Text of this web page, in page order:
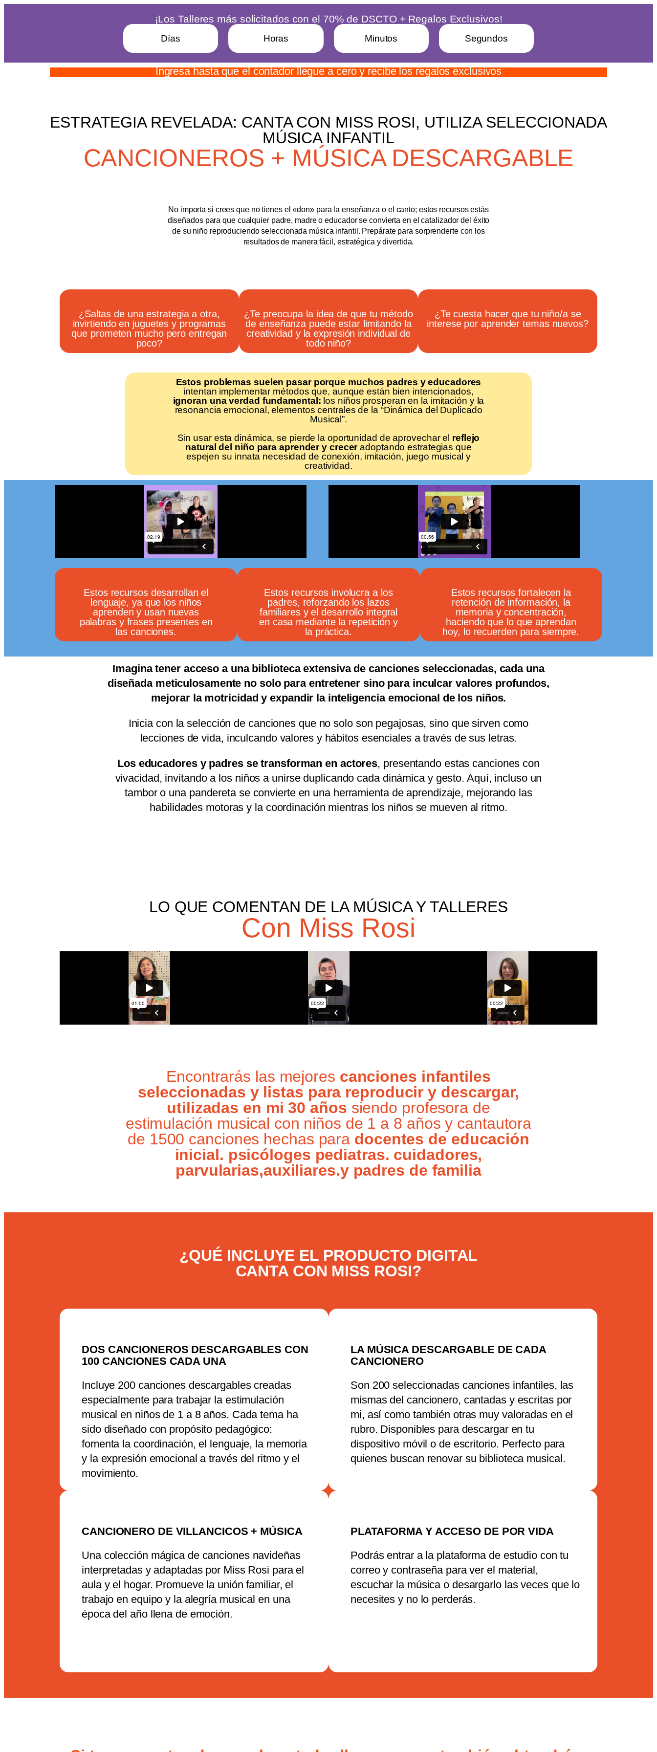
¡Los Talleres más solicitados con el 70% de DSCTO + Regalos Exclusivos!
Días Horas Minutos Segundos
Ingresa hasta que el contador llegue a cero y recibe los regalos exclusivos
ESTRATEGIA REVELADA: CANTA CON MISS ROSI, UTILIZA SELECCIONADA
MÚSICA INFANTIL
CANCIONEROS + MÚSICA DESCARGABLE
No importa si crees que no tienes el «don» para la enseñanza o el canto; estos recursos estás
diseñados para que cualquier padre, madre o educador se convierta en el catalizador del éxito
de su niño reproduciendo seleccionada música infantil. Prepárate para sorprenderte con los
resultados de manera fácil, estratégica y divertida.
¿Saltas de una estrategia a otra,
invirtiendo en juguetes y programas
que prometen mucho pero entregan
poco?
¿Te preocupa la idea de que tu método
de enseñanza puede estar limitando la
creatividad y la expresión individual de
todo niño?
¿Te cuesta hacer que tu niño/a se
interese por aprender temas nuevos?
Estos problemas suelen pasar porque muchos padres y educadores
intentan implementar métodos que, aunque están bien intencionados,
ignoran una verdad fundamental: los niños prosperan en la imitación y la
resonancia emocional, elementos centrales de la “Dinámica del Duplicado
Musical”.
Sin usar esta dinámica, se pierde la oportunidad de aprovechar el reflejo
natural del niño para aprender y creceradoptando estrategias que
espejen su innata necesidad de conexión, imitación, juego musical y
creatividad.
Estos recursos desarrollan el
lenguaje, ya que los niños
aprenden y usan nuevas
palabras y frases presentes en
las canciones.
Estos recursos involucra a los
padres, reforzando los lazos
familiares y el desarrollo integral
en casa mediante la repetición y
la práctica.
Estos recursos fortalecen la
retención de información, la
memoria y concentración,
haciendo que lo que aprendan
hoy, lo recuerden para siempre.
Imagina tener acceso a una biblioteca extensiva de canciones seleccionadas, cada una
diseñada meticulosamente no solo para entretener sino para inculcar valores profundos,
mejorar la motricidad y expandir la inteligencia emocional de los niños.
Inicia con la selección de canciones que no solo son pegajosas, sino que sirven como
lecciones de vida, inculcando valores y hábitos esenciales a través de sus letras.
Los educadores y padres se transforman en actores, presentando estas canciones con
vivacidad, invitando a los niños a unirse duplicando cada dinámica y gesto. Aquí, incluso un
tambor o una pandereta se convierte en una herramienta de aprendizaje, mejorando las
habilidades motoras y la coordinación mientras los niños se mueven al ritmo.
LO QUE COMENTAN DE LA MÚSICA Y TALLERES
Con Miss Rosi
Encontrarás las mejores canciones infantiles
seleccionadas y listas para reproducir y descargar,
utilizadas en mi 30 años siendo profesora de
estimulación musical con niños de 1 a 8 años y cantautora
de 1500 canciones hechas para docentes de educación
inicial. psicóloges pediatras. cuidadores,
parvularias,auxiliares.y padres de familia
¿QUÉ INCLUYE EL PRODUCTO DIGITAL
CANTA CON MISS ROSI?
DOS CANCIONEROS DESCARGABLES CON
100 CANCIONES CADA UNA
Incluye 200 canciones descargables creadas
especialmente para trabajar la estimulación
musical en niños de 1 a 8 años. Cada tema ha
sido diseñado con propósito pedagógico:
fomenta la coordinación, el lenguaje, la memoria
y la expresión emocional a través del ritmo y el
movimiento.
LA MÚSICA DESCARGABLE DE CADA
CANCIONERO
Son 200 seleccionadas canciones infantiles, las
mismas del cancionero, cantadas y escritas por
mi, así como también otras muy valoradas en el
rubro. Disponibles para descargar en tu
dispositivo móvil o de escritorio. Perfecto para
quienes buscan renovar su biblioteca musical.
CANCIONERO DE VILLANCICOS + MÚSICA
Una colección mágica de canciones navideñas
interpretadas y adaptadas por Miss Rosi para el
aula y el hogar. Promueve la unión familiar, el
trabajo en equipo y la alegría musical en una
época del año llena de emoción.
PLATAFORMA Y ACCESO DE POR VIDA
Podrás entrar a la plataforma de estudio con tu
correo y contraseña para ver el material,
escuchar la música o desargarlo las veces que lo
necesites y no lo perderás.